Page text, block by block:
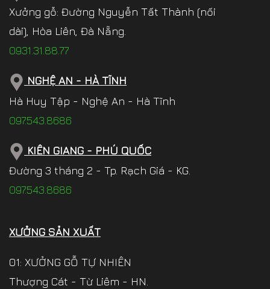
Xưởng gỗ: Đường Nguyễn Tất Thành (nối
dài), Hòa Liên, Đà Nẵng.
0931.31.88.77
NGHỆ AN - HÀ TĨNH
Hà Huy Tập - Nghệ An - Hà Tĩnh
097.543.8686
KIÊN GIANG - PHÚ QUỐC
Đường 3 tháng 2 - Tp. Rạch Giá - KG.
097.543.8686
XƯỞNG SẢN XUẤT
01: XƯỞNG GỖ TỰ NHIÊN
Thượng Cát - Từ Liêm - HN.